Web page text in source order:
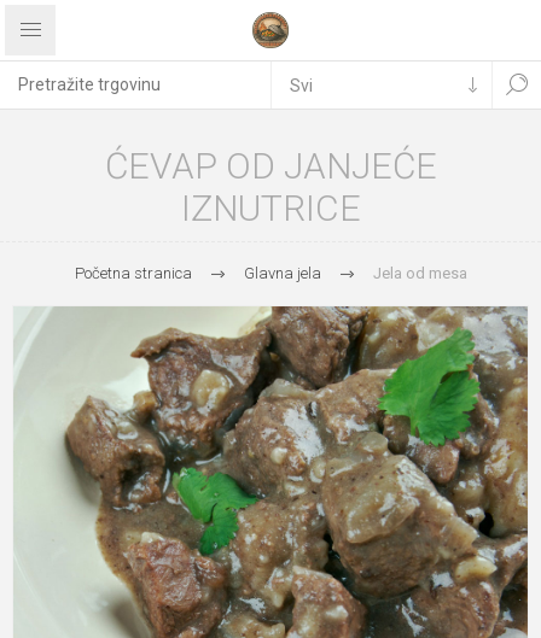
ĆEVAP OD JANJEĆE
IZNUTRICE
Početna stranica Glavna jela Jela od mesa